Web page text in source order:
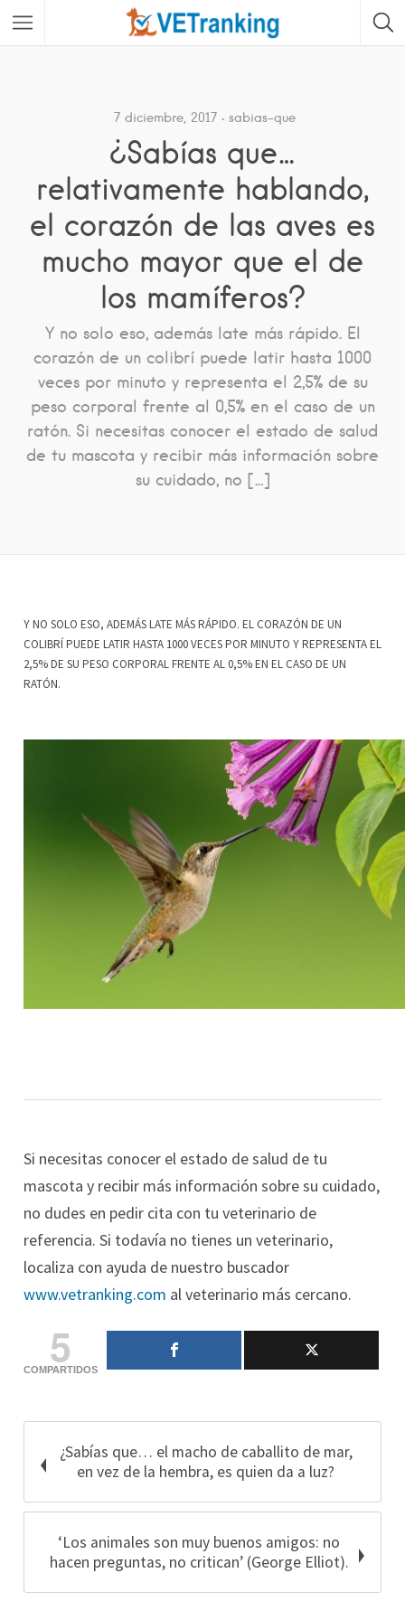
7 diciembre, 2017 sabias-que
¿Sabías que…
relativamente hablando,
el corazón de las aves es
mucho mayor que el de
los mamíferos?
Y no solo eso, además late más rápido. El
corazón de un colibrí puede latir hasta 1000
veces por minuto y representa el 2,5% de su
peso corporal frente al 0,5% en el caso de un
ratón. Si necesitas conocer el estado de salud
de tu mascota y recibir más información sobre
su cuidado, no […]
Y NO SOLO ESO, ADEMÁS LATE MÁS RÁPIDO. EL CORAZÓN DE UN
COLIBRÍ PUEDE LATIR HASTA 1000 VECES POR MINUTO Y REPRESENTA EL
2,5% DE SU PESO CORPORAL FRENTE AL 0,5% EN EL CASO DE UN
RATÓN.
Si necesitas conocer el estado de salud de tu
mascota y recibir más información sobre su cuidado,
no dudes en pedir cita con tu veterinario de
referencia. Si todavía no tienes un veterinario,
localiza con ayuda de nuestro buscador
www.vetranking.com al veterinario más cercano.
5
COMPARTIDOS
¿Sabías que… el macho de caballito de mar,
en vez de la hembra, es quien da a luz?
‘Los animales son muy buenos amigos: no
hacen preguntas, no critican’ (George Elliot).